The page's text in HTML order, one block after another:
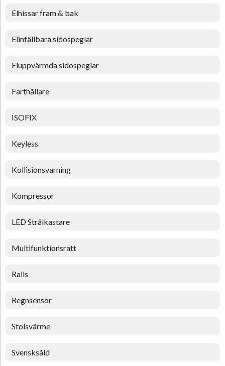
Elhissar fram & bak
Elinfällbara sidospeglar
Eluppvärmda sidospeglar
Farthållare
ISOFIX
Keyless
Kollisionsvarning
Kompressor
LED Strålkastare
Multifunktionsratt
Rails
Regnsensor
Stolsvärme
Svensksåld